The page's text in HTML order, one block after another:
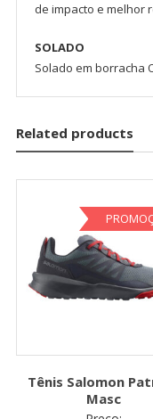
de impacto e melhor
SOLADO
Solado em borracha
Related products
Tênis Salomon
Masc